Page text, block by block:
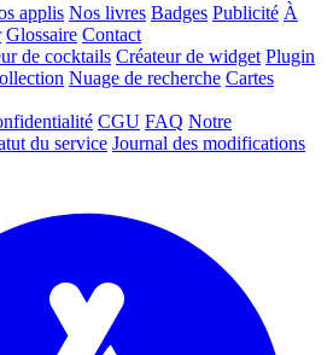
applis Nos livres Badges Publicité À
Glossaire Contact
de cocktails Créateur de widget Plugin
Nuage de recherche Cartes
CGU FAQ Notre
du service Journal des modifications